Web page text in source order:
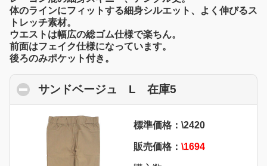
体のラインにフィットする細身シルエット、よく伸びるス
トレッチ素材。
ウエストは幅広の総ゴム仕様で楽ちん。
前面はフェイク仕様になっています。
後ろのみポケット付き。
サンドベージュ L 在庫5
標準価格：\2420
販売価格： \1694